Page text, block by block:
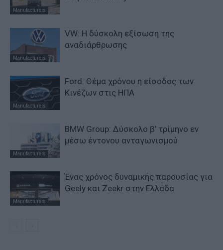
Manufacturers
Manufacturers
VW: Η δύσκολη εξίσωση της
αναδιάρθρωσης
Manufacturers
Ford: Θέμα χρόνου η είσοδος των
Κινέζων στις ΗΠΑ
Manufacturers
BMW Group: Δύσκολο β’ τρίμηνο εν
μέσω έντονου ανταγωνισμού
Manufacturers
Ένας χρόνος δυναμικής παρουσίας για
Geely και Zeekr στην Ελλάδα